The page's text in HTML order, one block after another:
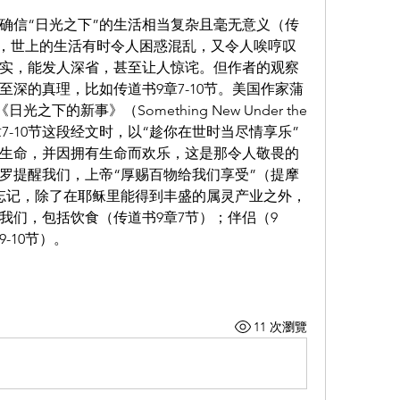
信“日光之下”的生活相当复杂且毫无意义（传
世上的生活有时令人困惑混乱，又令人唉哼叹
，能发人深省，甚至让人惊诧。但作者的观察
深的真理，比如传道书9章7-10节。美国作家蒲
日光之下的新事》（Something New Under the
10节这段经文时，以“趁你在世时当尽情享乐”
命，并因拥有生命而欢乐，这是那令人敬畏的
提醒我们，上帝“厚赐百物给我们享受”（提摩
，除了在耶稣里能得到丰盛的属灵产业之外，
们，包括饮食（传道书9章7节）；伴侣（9
节）。
11 次瀏覽